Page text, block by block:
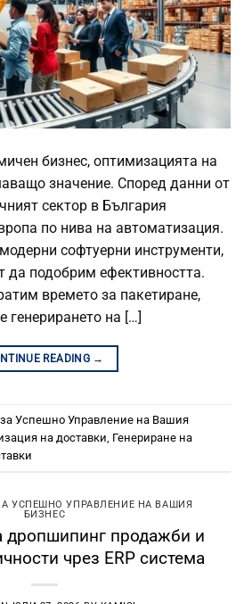
бизнес, оптимизацията на
значение. Според данни от
сектор в България
по нива на автоматизация.
софтуерни инструменти,
да подобрим ефективността.
времето за пакетиране,
генерирането на […]
READING →
Успешно Управление на Вашия
на доставки Генериране на
УСПЕШНО УПРАВЛЕНИЕ НА ВАШИЯ
БИЗНЕС
дропшипинг продажби и
чрез ERP система